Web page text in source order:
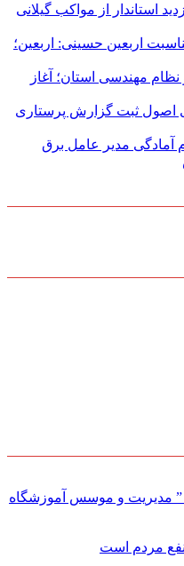
استاندار از مواکب گیلانی
اربعین حسینی: اربعین؛
نظام مهندسی استان؛ آغاز
اصول ثبت گزارش پرستاری
آمادگی مدیر عامل برق
مدیریت و موسس آموزشگاه
نفع مردم است